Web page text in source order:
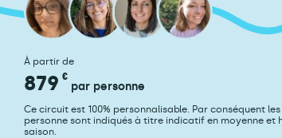
À partir de
879 €
par personne
Ce circuit est 100% personnalisable. Par conséquent
personne sont indiqués à titre indicatif en moyenne et
saison.